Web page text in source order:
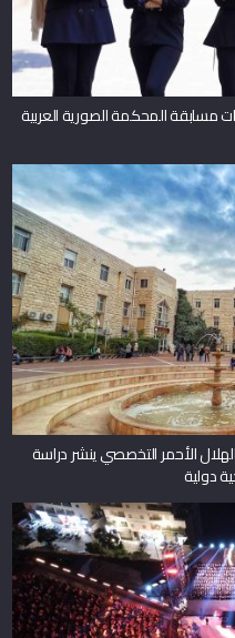
مسابقة المحكمة الصورية العربية
الأحمر التخصصي ينشر دراسة
دولية